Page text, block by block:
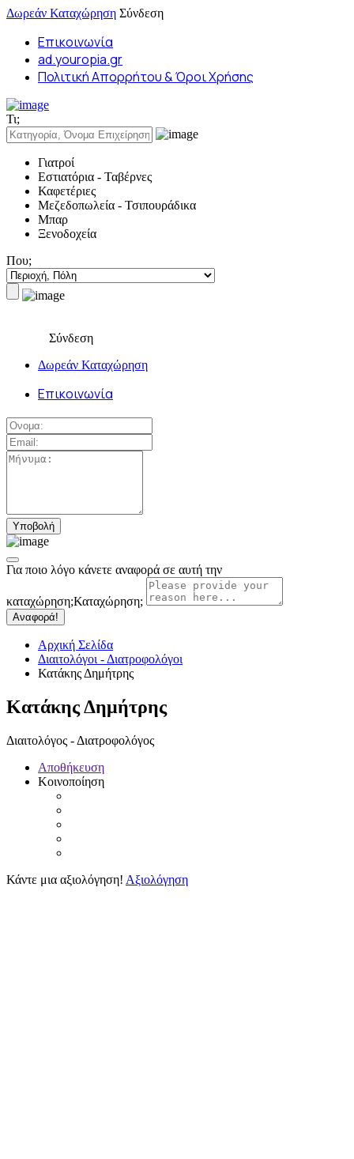
Δωρεάν Καταχώρηση Σύνδεση
Επικοινωνία
ad.youropia.gr
Πολιτική Απορρήτου & Όροι Χρήσης
Τι;
Γιατροί
Εστιατόρια - Ταβέρνες
Καφετέριες
Μεζεδοπωλεία - Τσιπουράδικα
Μπαρ
Ξενοδοχεία
Που;
Σύνδεση
Δωρεάν Καταχώρηση
Επικοινωνία
Για ποιο λόγο κάνετε αναφορά σε αυτή την
καταχώρηση;Καταχώρηση;
Αναφορά!
Αρχική Σελίδα
Διαιτολόγοι - Διατροφολόγοι
Κατάκης Δημήτρης
Κατάκης Δημήτρης
Διαιτολόγος - Διατροφολόγος
Αποθήκευση
Κοινοποίηση
Κάντε μια αξιολόγηση! Αξιολόγηση